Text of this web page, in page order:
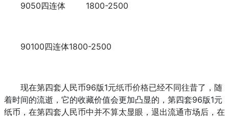
9050四连体 1800-2500
90100四连体1800-2500
现在第四套人民币96版1元纸币价格已经不同往昔了，随
着时间的流逝，它的收藏价值会更加凸显的，第四套96版1元
纸币，在第四套人民币中并不算太显眼，退出流通市场后，在